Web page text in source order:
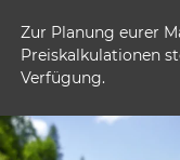
Zur Planung eurer
Preiskalkulationen
Verfügung.